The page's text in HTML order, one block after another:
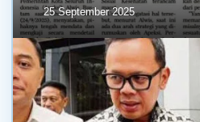
25 September 2025